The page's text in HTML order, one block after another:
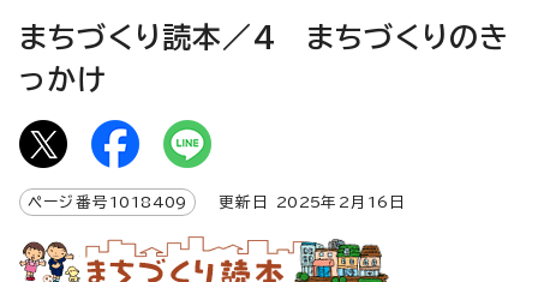
まちづくり読本／4 まちづくりのき
っかけ
ページ番号 1018409 更新日 2025年2月 16 日